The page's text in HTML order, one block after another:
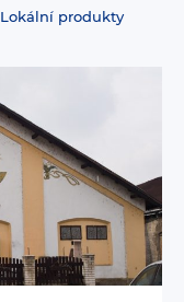
Lokální produkty